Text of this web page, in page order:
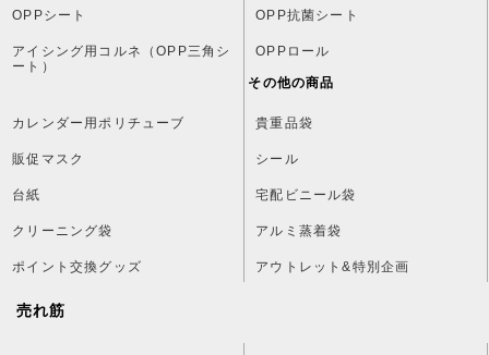
OPPシート OPP抗菌シート
アイシング用コルネ（OPP三角シ
ート）
OPPロール
その他の商品
カレンダー用ポリチューブ 貴重品袋
販促マスク シール
台紙 宅配ビニール袋
クリーニング袋 アルミ蒸着袋
ポイント交換グッズ アウトレット&特別企画
売れ筋